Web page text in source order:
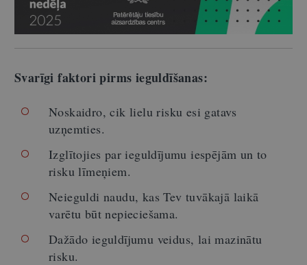
Svarīgi faktori pirms ieguldīšanas:
Noskaidro, cik lielu risku esi gatavs
uzņemties.
Izglītojies par ieguldījumu iespējām un to
risku līmeņiem.
Neieguldi naudu, kas Tev tuvākajā laikā
varētu būt nepieciešama.
Dažādo ieguldījumu veidus, lai mazinātu
risku.